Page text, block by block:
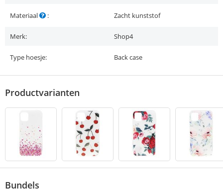
Materiaal : Zacht kunststof
Merk: Shop4
Type hoesje: Back case
Productvarianten
Bundels